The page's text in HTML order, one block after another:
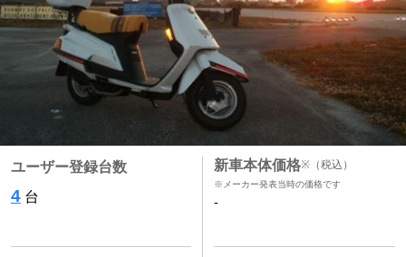
ユーザー登録台数
4 台
新車本体価格※ （税込）
※メーカー発表当時の価格です
-